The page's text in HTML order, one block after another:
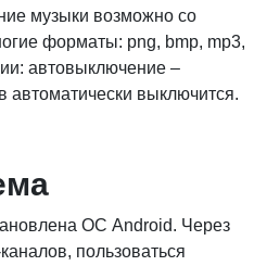
музыки возможно со
форматы: png, bmp, mp3,
автовыключение –
автоматически выключится.
ОС Android. Через
пользоваться